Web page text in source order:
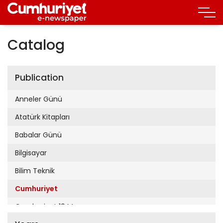
Catalog
Publication
Anneler Günü
Atatürk Kitapları
Babalar Günü
Bilgisayar
Bilim Teknik
Cumhuriyet
Cumhuriyet 19 Mayıs